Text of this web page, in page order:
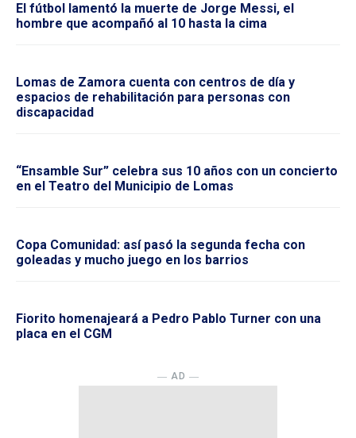
El fútbol lamentó la muerte de Jorge Messi, el
hombre que acompañó al 10 hasta la cima
Lomas de Zamora cuenta con centros de día y
espacios de rehabilitación para personas con
discapacidad
“Ensamble Sur” celebra sus 10 años con un concierto
en el Teatro del Municipio de Lomas
Copa Comunidad: así pasó la segunda fecha con
goleadas y mucho juego en los barrios
Fiorito homenajeará a Pedro Pablo Turner con una
placa en el CGM
― AD ―